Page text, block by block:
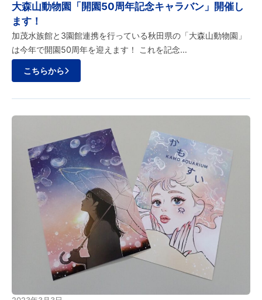
大森山動物園「開園50周年記念キャラバン」開催し
ます！
加茂水族館と3園館連携を行っている秋田県の「大森山動物園」
は今年で開園50周年を迎えます！ これを記念…
こちらから